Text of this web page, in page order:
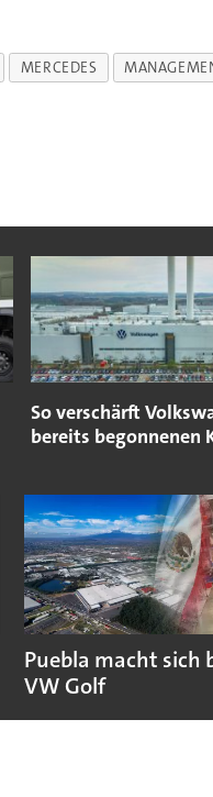
MERCEDES
So verschärft
bereits begonnenen
Puebla macht sich
VW Golf